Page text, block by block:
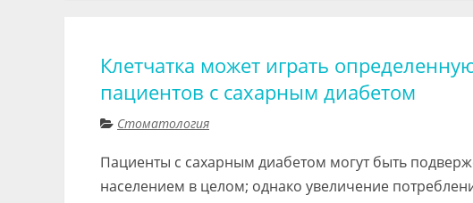
Клетчатка может играть
пациентов с сахарным диабетом
Стоматология
Пациенты с сахарным диабетом могут быть
населением в целом; однако увеличение